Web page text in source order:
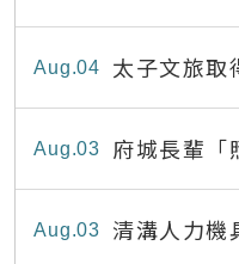
缺員額表
04
Aug
太子文旅
宿達22家
03
Aug
府城長輩「照」過來
最高補助
03
Aug
清溝人力機